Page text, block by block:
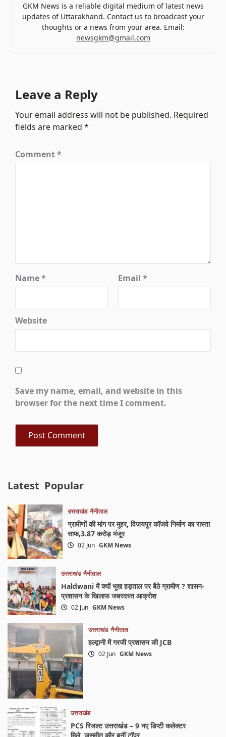
GKM News is a reliable digital medium of latest news
updates of Uttarakhand. Contact us to broadcast your
thoughts or a news from your area. Email:
newsgkm@gmail.com
Leave a Reply
Your email address will not be published. Required
fields are marked*
Comment*
Name* Email *
Website
Save my name, email, and website in this
browser for the next time I comment.
Latest Popular
उत्तराखंड नैनीताल
ग्रामीणों की मांग पर मुहर, विजयपुर कॉजवे निर्माण का रास्ता
साफ,3.87 करोड़ मंजूर
02 Jun GKM News
उत्तराखंड नैनीताल
Haldwani में क्यों भूख हड़ताल पर बैठे ग्रामीण ? शासन-
प्रशासन के खिलाफ जबरदस्त आक्रोश
02 Jun GKM News
उत्तराखंड नैनीताल
हल्द्वानी में गरजी प्रशासन की JCB
02 Jun GKM News
उत्तराखंड
PCS रिजल्ट उत्तराखंड – 9 नए डिप्टी कलेक्टर